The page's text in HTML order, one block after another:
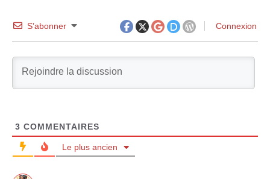
S’abonner Connexion
3 COMMENTAIRES
Le plus ancien